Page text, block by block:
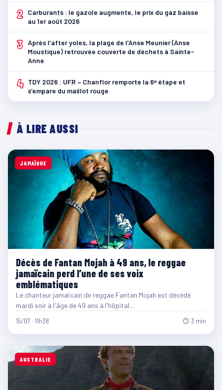
2
Carburants : le gazole augmente, le prix du gaz baisse
au 1er août 2026
3 Après l’after yoles, la plage de l’Anse Meunier (Anse
Moustique) retrouvée couverte de déchets à Sainte-
Anne
4 TDY 2026 : UFR – Chanflor remporte la 6ᵉ étape et
s’empare du maillot rouge
À LIRE AUSSI
JAMAÏQUE
Décès de Fantan Mojah à 49 ans, le reggae
jamaïcain perd l’une de ses voix
emblématiques
Le chanteur jamaïcain de reggae Fantan Mojah est décédé
mardi soir à l'âge de 49 ans à l'hôpital…
15/07 · 11h38 ⏱ 3 min
AUSTRALIE